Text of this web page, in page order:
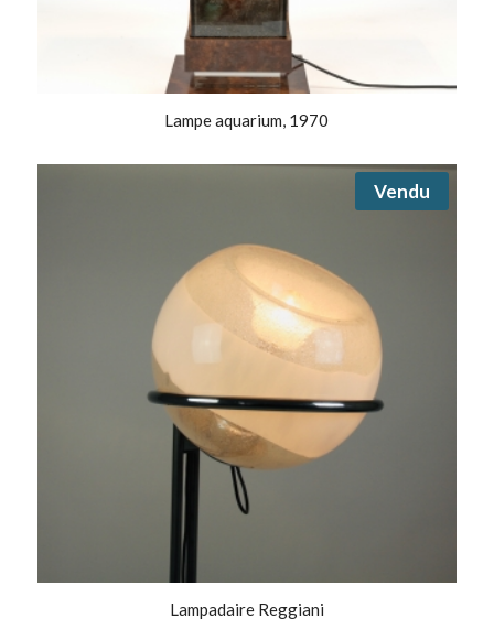
Lampe aquarium, 1970
Vendu
Lampadaire Reggiani